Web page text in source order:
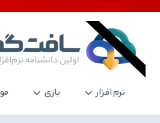
نرم افزار بازی